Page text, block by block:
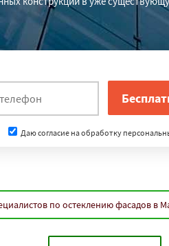
Даю согласие на обработку
по остеклению фасадов в